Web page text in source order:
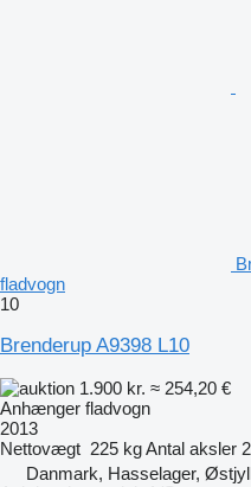
fladvogn
10
Brenderup A9398 L10
1.900 kr. ≈ 254,20 €
Anhænger fladvogn
2013
Nettovægt 225 kgAntal aksler 2
Danmark, Hasselager,